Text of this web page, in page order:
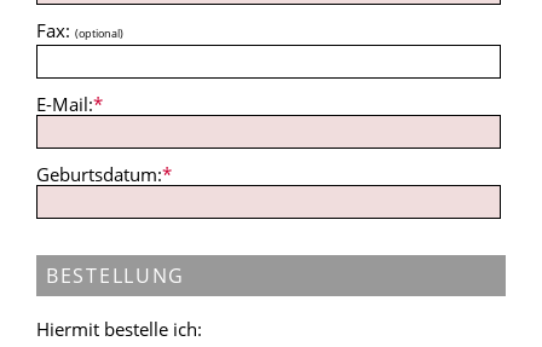
Fax: (optional)
E-Mail:*
Geburtsdatum:*
BESTELLUNG
Hiermit bestelle ich: